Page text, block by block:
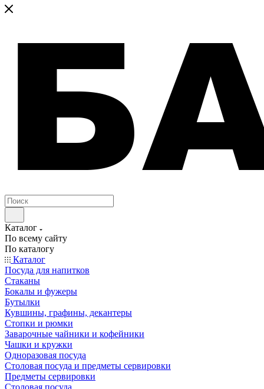
Каталог
По всему сайту
По каталогу
Каталог
Посуда для напитков
Стаканы
Бокалы и фужеры
Бутылки
Кувшины, графины, декантеры
Стопки и рюмки
Заварочные чайники и кофейники
Чашки и кружки
Одноразовая посуда
Столовая посуда и предметы сервировки
Предметы сервировки
Столовая посуда